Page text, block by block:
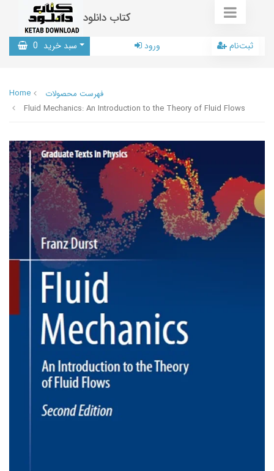
کتاب دانلود
سبد خرید 0 ورود ثبت‌نام
Home
فهرست محصولات
Fluid Mechanics: An Introduction to the Theory of Fluid Flows